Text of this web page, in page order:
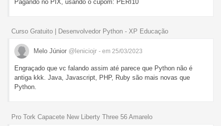
Pagando no PIX, usando o cupom: PERI10
Curso Gratuito | Desenvolvedor Python - XP Educação
Melo Júnior @leniciojr - em 25/03/2023
Engraçado que vc falando assim até parece que Python não é
antiga kkk. Java, Javascript, PHP, Ruby são mais novas que
Python.
Pro Tork Capacete New Liberty Three 56 Amarelo